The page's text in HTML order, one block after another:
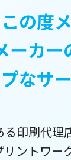
の度
ーカー
なサ
印刷代
リントワー